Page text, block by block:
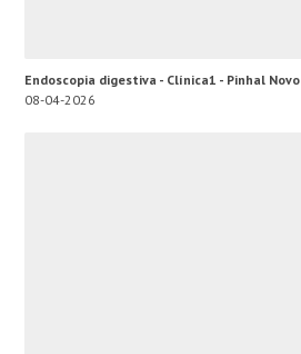
Endoscopia digestiva - Clínica1 - Pinhal Novo
08-04-2026